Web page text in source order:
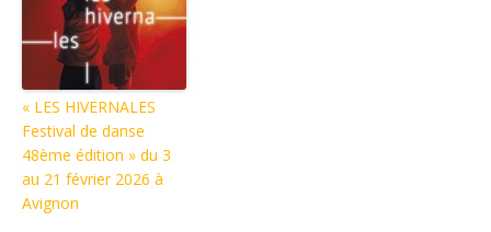
« LES HIVERNALES
Festival de danse
48ème édition » du 3
au 21 février 2026 à
Avignon